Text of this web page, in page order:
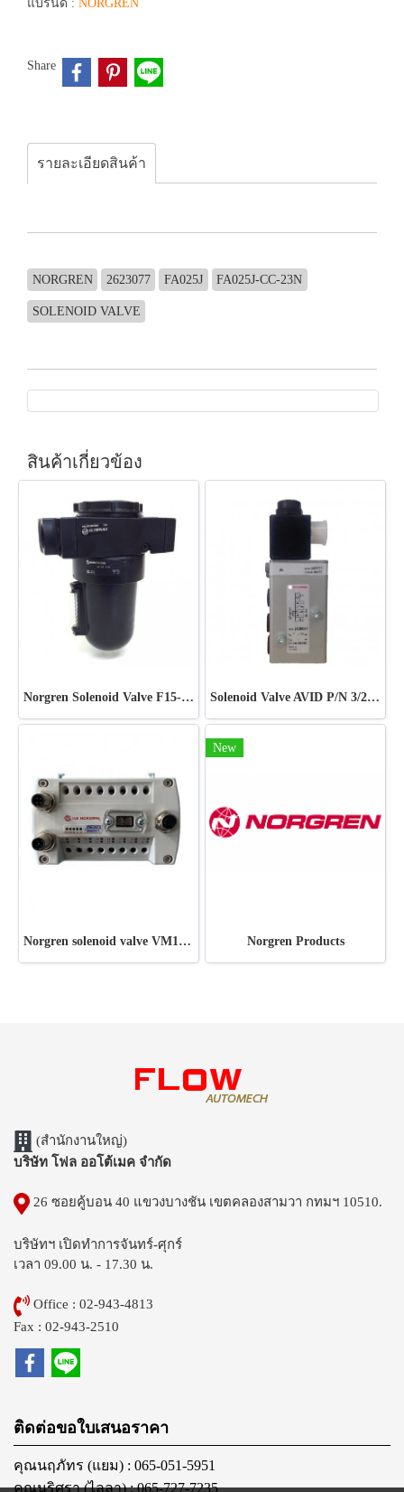
แบรนด์ : NORGREN
Share
รายละเอียดสินค้า
NORGREN 2623077 FA025J FA025J-CC-23N
SOLENOID VALVE
สินค้าเกี่ยวข้อง
Norgren Solenoid Valve F15-000-A3H0 Solenoid Valve AVID P/N 3/2 Direction Control Valve
Norgren solenoid valve VM10DPFNB00082
New
Norgren Products
(สำนักงานใหญ่)
บริษัท โฟล ออโต้เมค จำกัด
26 ซอยคู้บอน 40 แขวงบางชัน เขตคลองสามวา กทมฯ 10510.
บริษัทฯ เปิดทำการจันทร์-ศุกร์
เวลา 09.00 น. - 17.30 น.
Office : 02-943-4813
Fax : 02-943-2510
ติดต่อขอใบเสนอราคา
คุณนฤภัทร (แยม) : 065-051-5951
คุณนริศรา (ไลลา) : 065-727-7235